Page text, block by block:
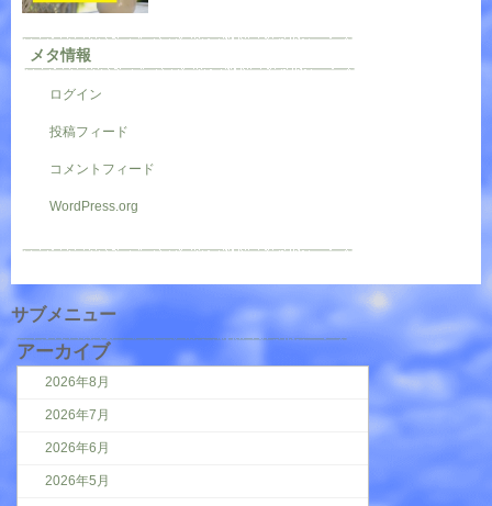
メタ情報
ログイン
投稿フィード
コメントフィード
WordPress.org
サブメニュー
アーカイブ
2026年8月
2026年7月
2026年6月
2026年5月